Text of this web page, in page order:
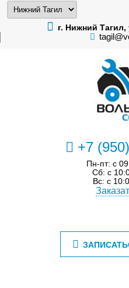
г. Нижний Тагил,
+7
Пн-пт: с
Сб: с
Вс: с